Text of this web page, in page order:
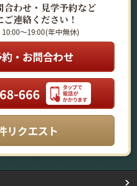
合わせ・見学予約など
ご連絡ください！
～19:00(年中無休)
・お問合わせ
666
リクエスト